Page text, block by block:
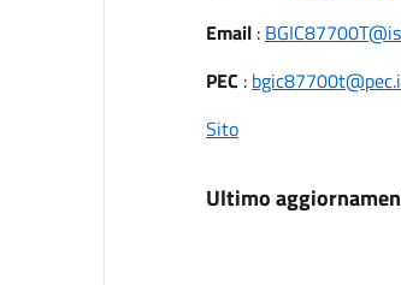
Email:
PEC :
Sito
Ultimo